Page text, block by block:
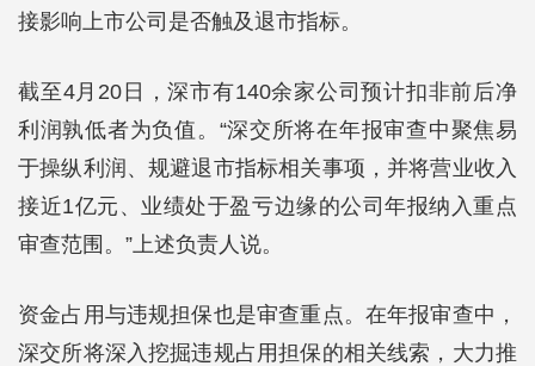
接影响上市公司是否触及退市指标。
截至4月20日，深市有140余家公司预计扣非前后净
利润孰低者为负值。“深交所将在年报审查中聚焦易
于操纵利润、规避退市指标相关事项，并将营业收入
接近1亿元、业绩处于盈亏边缘的公司年报纳入重点
审查范围。”上述负责人说。
资金占用与违规担保也是审查重点。在年报审查中，
深交所将深入挖掘违规占用担保的相关线索，大力推